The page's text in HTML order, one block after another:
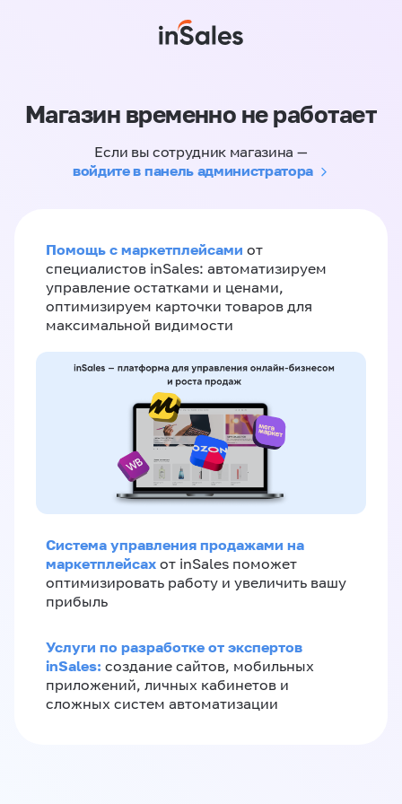
Магазин временно не работает
Если вы сотрудник магазина —
войдите в панель администратора
Помощь с маркетплейсами от
специалистов inSales: автоматизируем
управление остатками и ценами,
оптимизируем карточки товаров для
максимальной видимости
Система управления продажами на
маркетплейсах от inSales поможет
оптимизировать работу и увеличить вашу
прибыль
Услуги по разработке от экспертов
inSales: создание сайтов, мобильных
приложений, личных кабинетов и
сложных систем автоматизации